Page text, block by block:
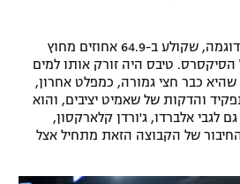
קחו את לאנדרי שאמיט כדוגמה, שקולע ב-64.9 אחוזים מחוץ
טיבס היה זורק אותו למים
כבר חצי גמורה, כמפלט אחרון,
והדקות של שאמיט יציבים, והוא
לגבי אלברדו, ג'ורדן קלארקסון,
החיבור של הקבוצה הזאת מתחיל אצל